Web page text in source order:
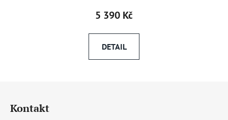
5 390 Kč
DETAIL
Kontakt